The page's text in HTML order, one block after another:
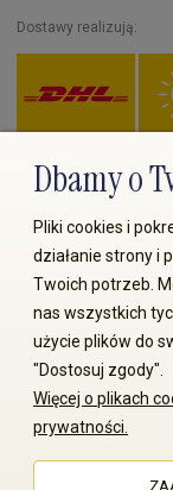
Dostawy realizują:
Zapłać przez:
© 2008-2026
zastrzeżone.
Dbamy o
Pliki cookies i
działanie strony i
Twoich potrzeb.
nas wszystkich
użycie plików do
"Dostosuj zgody".
Więcej o plikach
prywatności.